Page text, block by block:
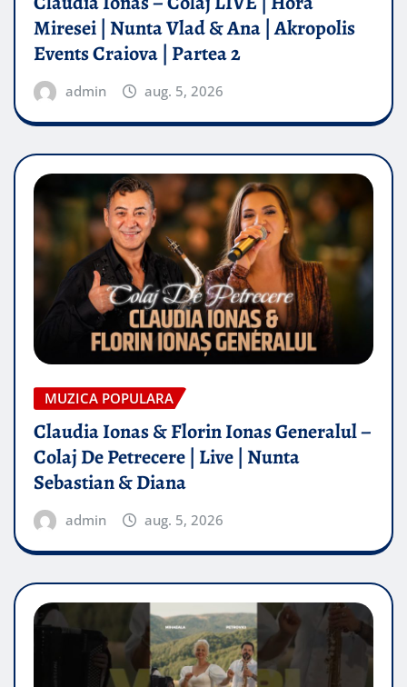
Miresei | Nunta Vlad & Ana | Akropolis
Events Craiova | Partea 2
admin aug. 5, 2026
MUZICA POPULARA
Claudia Ionas & Florin Ionas Generalul –
Colaj De Petrecere | Live | Nunta
Sebastian & Diana
admin aug. 5, 2026